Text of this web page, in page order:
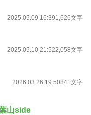
2025.05.09 16:391,626文字
2025.05.10 21:522,058文字
2026.03.26 19:50841文字
山side